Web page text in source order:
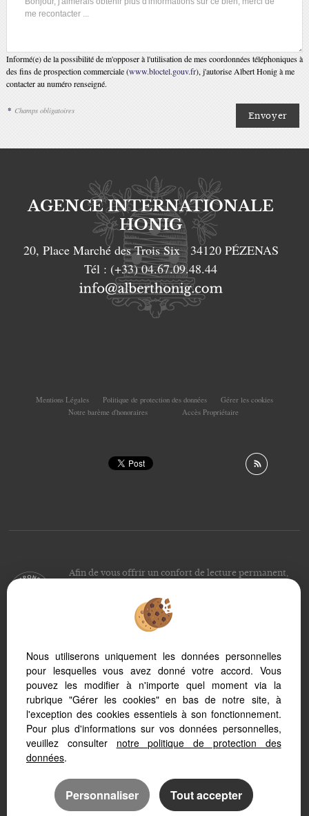
Informé(e) de la possibilité de m'opposer à l'utilisation de mes coordonnées téléphoniques à
des fins de prospection commerciale (www.bloctel.gouv.fr), j'autorise Albert Honig à me
contacter au numéro renseigné.
* Champs obligatoires
AGENCE INTERNATIONALE
HONIG
20, Place Marché des Trois Six 34120 PÉZENAS
Tél : (+33) 04.67.09.48.44
Mentions Légales Politique de protection des données
Gérer les cookies
Notre barème d'honoraires
Accès Propriétaire
Afin de vous offrir un confort de lecture permanent,
notre site s’adapte automatiquement aux différents types
d'écrans
Logiciel immobilier
Création site internet
Référencement immobilier
Nous utiliserons uniquement les données personnelles
pour lesquelles vous avez donné votre accord. Vous
pouvez les modifier à n'importe quel moment via la
rubrique "Gérer les cookies" en bas de notre site, à
l'exception des cookies essentiels à son fonctionnement.
Pour plus d'informations sur vos données personnelles,
veuillez consulter notre politique de protection des
données.
Personnaliser Tout accepter